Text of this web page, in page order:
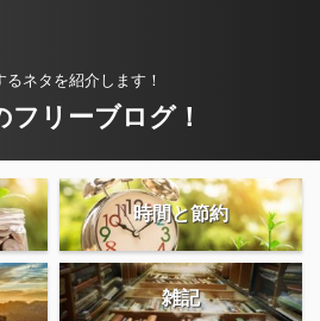
るネタを紹介します！
フリーブログ！
時間と節約
雑記